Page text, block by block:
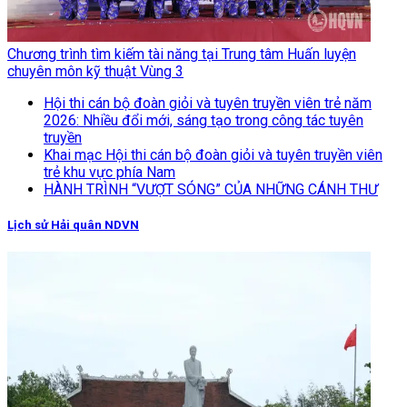
Chương trình tìm kiếm tài năng tại Trung tâm Huấn luyện
chuyên môn kỹ thuật Vùng 3
Hội thi cán bộ đoàn giỏi và tuyên truyền viên trẻ năm
2026: Nhiều đổi mới, sáng tạo trong công tác tuyên
truyền
Khai mạc Hội thi cán bộ đoàn giỏi và tuyên truyền viên
trẻ khu vực phía Nam
HÀNH TRÌNH “VƯỢT SÓNG” CỦA NHỮNG CÁNH THƯ
Lịch sử Hải quân NDVN